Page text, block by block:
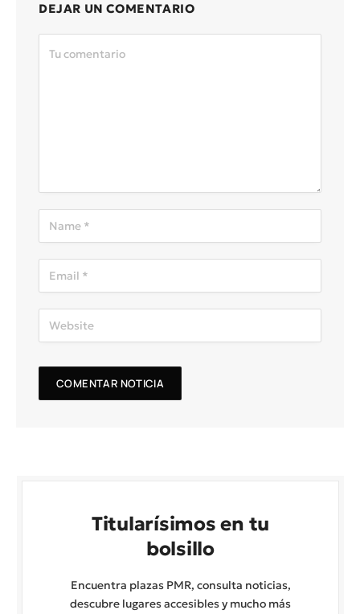
DEJAR UN COMENTARIO
Titularísimos en tu
bolsillo
Encuentra plazas PMR, consulta noticias,
descubre lugares accesibles y mucho más